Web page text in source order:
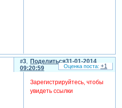
Поделиться
3
31-01-2014
09:20:59
Зарегистрируйтесь, чтобы
увидеть ссылки
+1